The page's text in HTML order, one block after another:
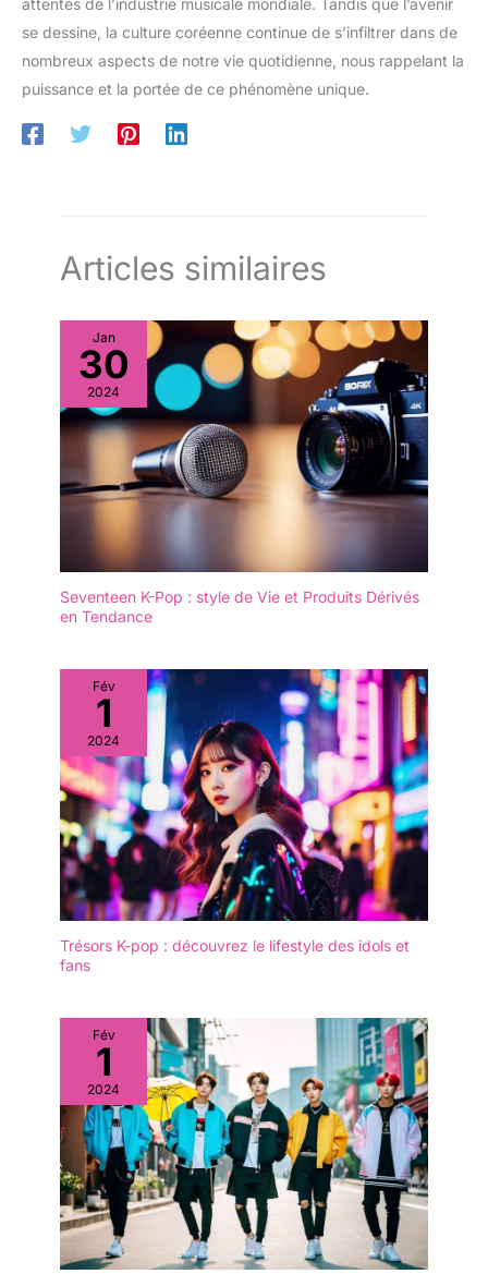
se dessine, la culture coréenne continue de s’infiltrer dans de
nombreux aspects de notre vie quotidienne, nous rappelant la
puissance et la portée de ce phénomène unique.
Articles similaires
Jan
30
2024
Seventeen K-Pop : style de Vie et Produits Dérivés
en Tendance
Fév
1
2024
Trésors K-pop : découvrez le lifestyle des idols et
fans
Fév
1
2024